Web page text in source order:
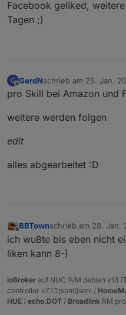
Facebook geliked,
Tagen ;)
G
Offline
GerdNschrieb am 25. Jan.
zuletzt editiert von
pro Skill bei Amazon und
weitere werden folgen
edit
alles abgearbeitet :D
Offline
BBTownschrieb am 28. Jan.
zuletzt editiert von
ich wußte bis eben nicht
liken kann 8-)
ioBroker auf NUC (VM debian v13
controller v7.1.1 jsonl/jsonl /
HUE / echo.DOT / Broadlink RM